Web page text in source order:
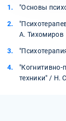
"Основы
А. Тихомиров
"Когнитивно-
техники" / Н.